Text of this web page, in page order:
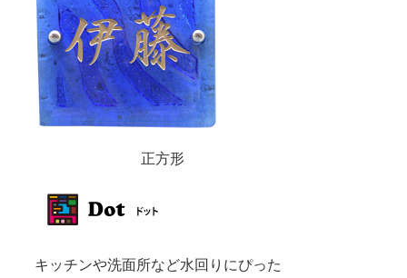
正方形
キッチンや洗面所など水回りにぴった